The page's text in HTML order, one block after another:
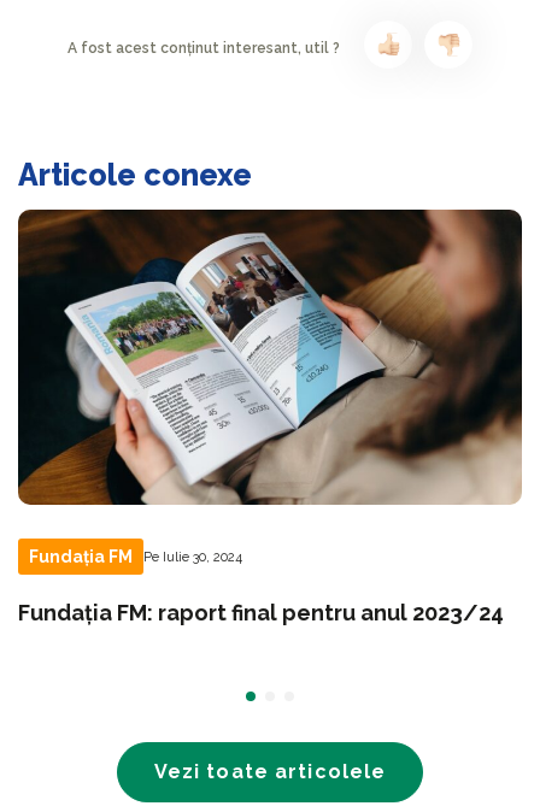
A fost acest conținut interesant, util ?
Articole conexe
Fundația FM Pe Iulie 30, 2024
Fundația FM: raport final pentru anul 2023/24
Vezi toate articolele